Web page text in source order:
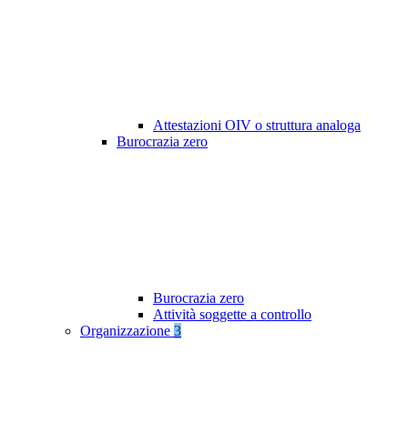
Attestazioni OIV o struttura analoga
Burocrazia zero
Burocrazia zero
Attività soggette a controllo
Organizzazione 3